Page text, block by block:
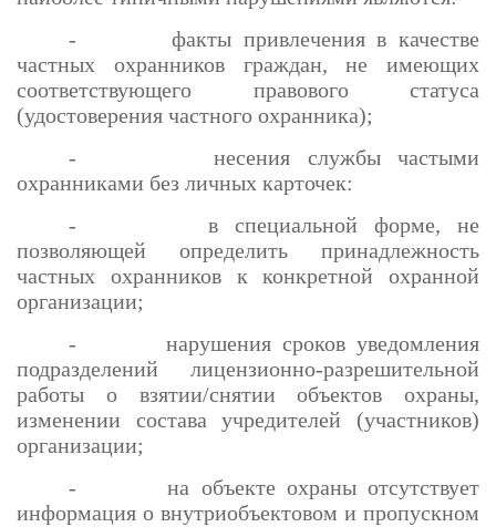
- факты привлечения в качестве
частных охранников граждан, не имеющих
соответствующего правового статуса
(удостоверения частного охранника);
- несения службы частыми
охранниками без личных карточек:
- в специальной форме, не
позволяющей определить принадлежность
частных охранников к конкретной охранной
организации;
- нарушения сроков уведомления
подразделений лицензионно-разрешительной
работы о взятии/снятии объектов охраны,
изменении состава учредителей (участников)
организации;
- на объекте охраны отсутствует
информация о внутриобъектовом и пропускном